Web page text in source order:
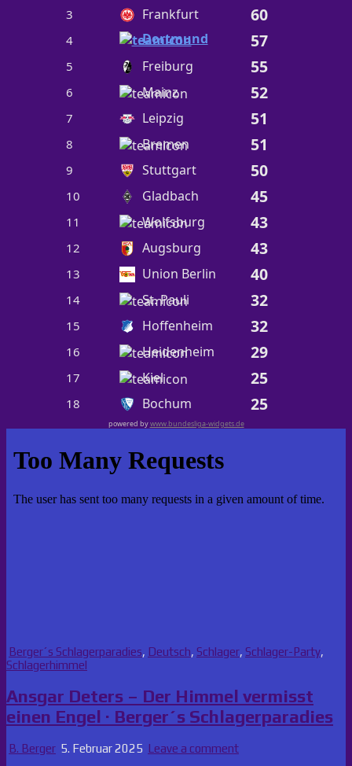
3 Frankfurt 60
4 Dortmund 57
5 Freiburg 55
6 Mainz 52
7 Leipzig 51
8 Bremen 51
9 Stuttgart 50
10 Gladbach 45
11 Wolfsburg 43
12 Augsburg 43
13 Union Berlin 40
14 St. Pauli 32
15 Hoffenheim 32
16 Heidenheim 29
17 Kiel 25
18 Bochum 25
powered bywww.bundesliga-widgets.de
Posted
in
Berger´s Schlagerparadies, Deutsch, Schlager, Schlager-Party,
Schlagerhimmel
Ansgar Deters – Der Himmel vermisst
einen Engel · Berger´s Schlagerparadies
B. Berger 5. Februar 2025 Leave a comment